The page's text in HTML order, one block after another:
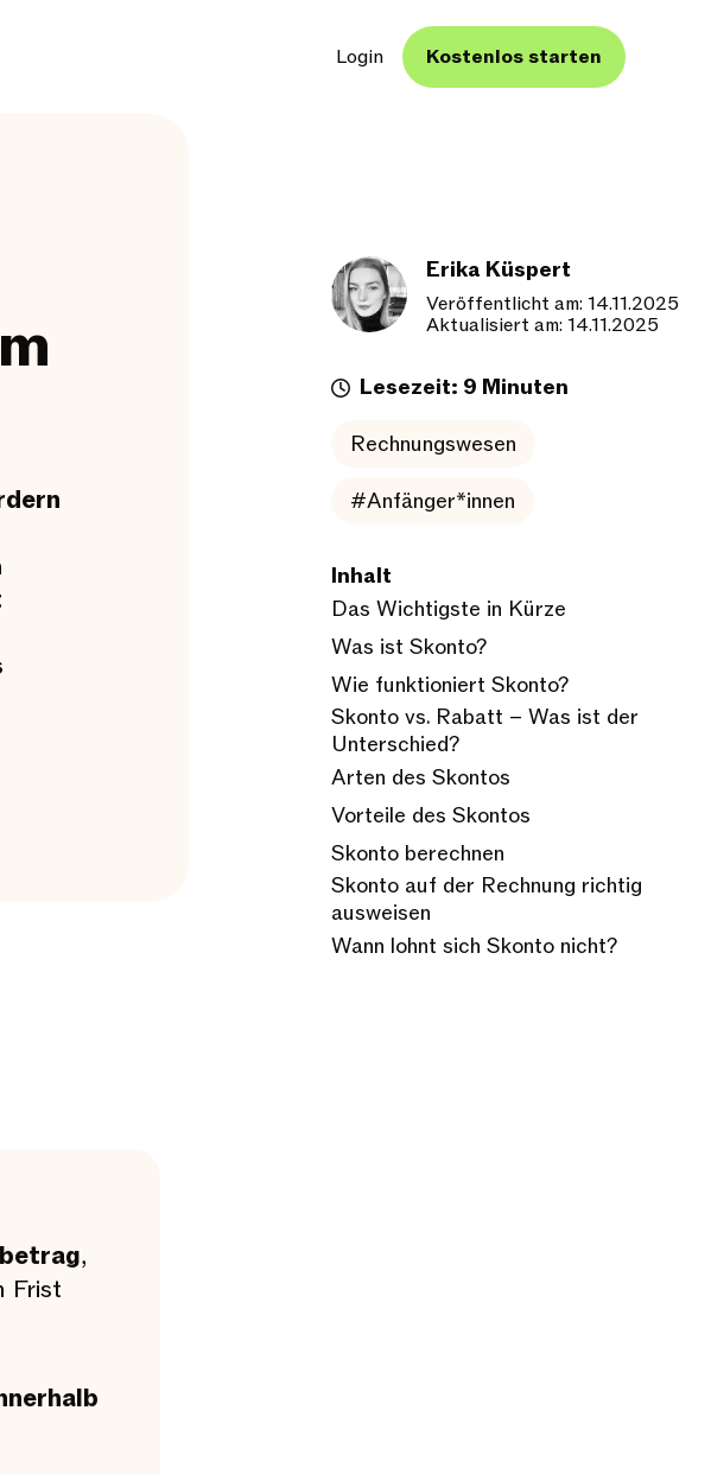
Login Kostenlos starten
Erika Küspert
Veröffentlicht am: 14.11.2025
Aktualisiert am: 14.11.2025
Lesezeit: 9 Minuten
Rechnungswesen
#Anfänger*innen
Inhalt
Das Wichtigste in Kürze
Was ist Skonto?
Wie funktioniert Skonto?
Skonto vs. Rabatt – Was ist der
Unterschied?
Arten des Skontos
Vorteile des Skontos
Skonto berechnen
Skonto auf der Rechnung richtig
ausweisen
Wann lohnt sich Skonto nicht?
,
Frist